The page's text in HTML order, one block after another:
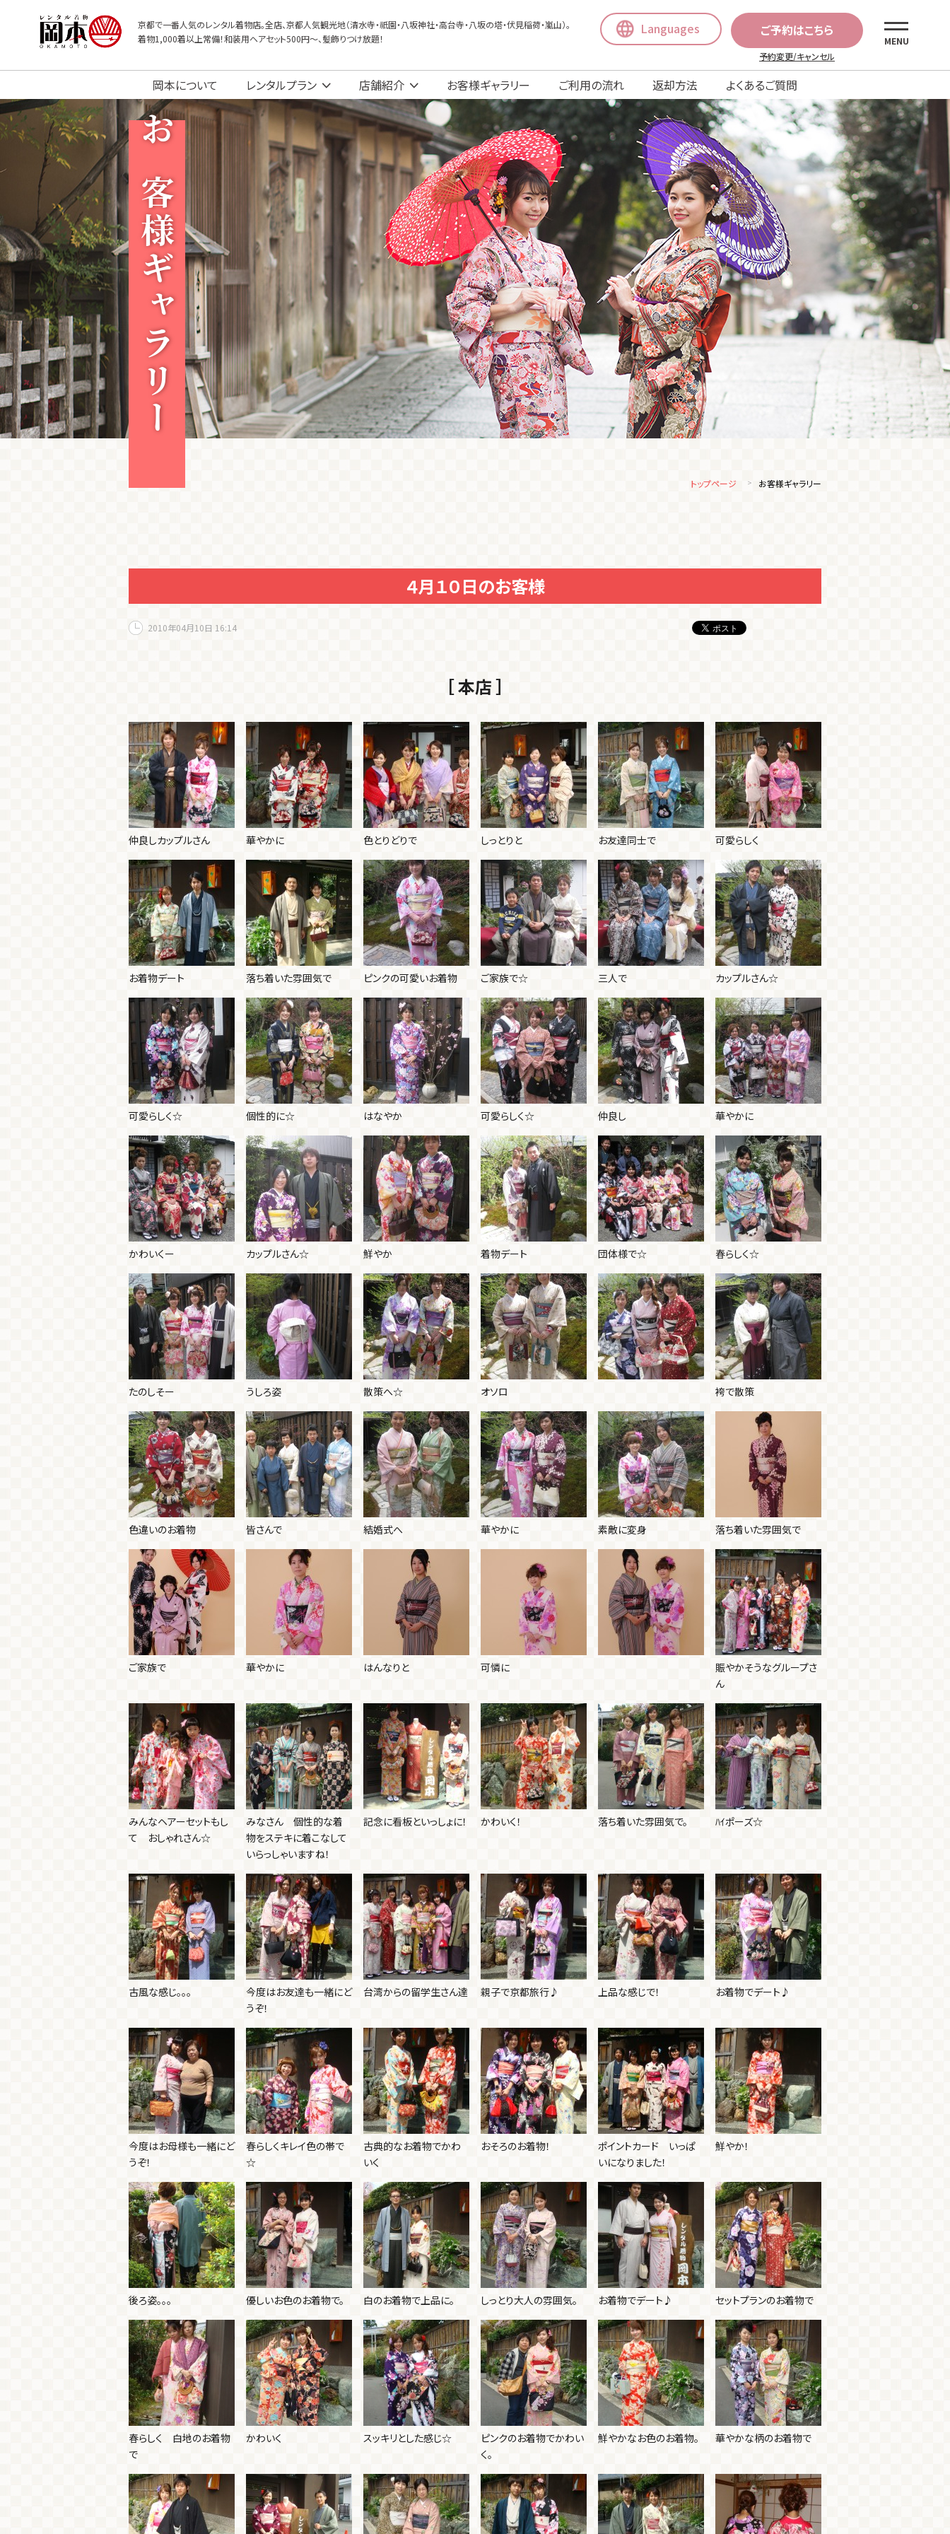
京都で一番人気のレンタル着物店。全店、京都人気観光地（清水寺・祇園・八坂神社・高台寺・八坂の塔・伏見稲荷・嵐山）。
着物1,000着以上常備！和装用ヘアセット500円〜、髪飾りつけ放題！
Languages ご予約はこちら
予約変更/キャンセル
MENU
岡本について レンタルプラン 店舗紹介 お客様ギャラリー ご利用の流れ 返却方法 よくあるご質問
お客様ギャラリー
トップページ お客様ギャラリー
４月１０日のお客様
2010年04月10日 16:14
［ 本店 ］
仲良しカップルさん 華やかに 色とりどりで しっとりと お友達同士で 可愛らしく
お着物デート 落ち着いた雰囲気で ピンクの可愛いお着物 ご家族で☆ 三人で カップルさん☆
可愛らしく☆ 個性的に☆ はなやか 可愛らしく☆ 仲良し 華やかに
かわいくー カップルさん☆ 鮮やか 着物デート 団体様で☆ 春らしく☆
たのしそー うしろ姿 散策へ☆ オソロ 袴で散策
色違いのお着物 皆さんで 結婚式へ 華やかに 素敵に変身 落ち着いた雰囲気で
ご家族で 華やかに はんなりと 可憐に
賑やかそうなグループさ
ん
みんなヘアーセットもし
て おしゃれさん☆
みなさん 個性的な着
物をステキに着こなして
いらっしゃいますね！
記念に看板といっしょに！ かわいく！ 落ち着いた雰囲気で。 ﾊｲポーズ☆
古風な感じ。。。
今度はお友達も一緒にど
うぞ！
台湾からの留学生さん達 親子で京都旅行♪ 上品な感じで！ お着物でデート♪
今度はお母様も一緒にど
うぞ！
春らしくキレイ色の帯で
☆
古典的なお着物でかわ
いく
おそろのお着物！
ポイントカード いっぱ
いになりました！
鮮やか！
後ろ姿。。。 優しいお色のお着物で。 白のお着物で上品に。 しっとり大人の雰囲気。 お着物でデート♪ セットプランのお着物で
春らしく 白地のお着物
で
かわいく スッキリとした感じ☆
ピンクのお着物でかわい
く。
鮮やかなお色のお着物。 華やかな柄のお着物で